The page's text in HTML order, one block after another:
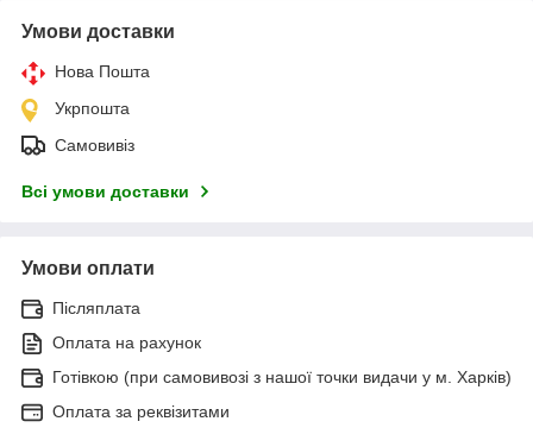
Умови доставки
Нова Пошта
Укрпошта
Самовивіз
Всі умови доставки
Умови оплати
Післяплата
Оплата на рахунок
Готівкою (при самовивозі з нашої точки видачи у м. Харків)
Оплата за реквізитами